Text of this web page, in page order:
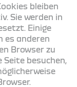
bleiben
Sie werden in
Einige
es anderen
Browser zu
Seite besuchen,